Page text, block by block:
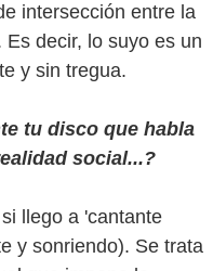
intersección entre la
decir, lo suyo es un
y sin tregua.
tu disco que habla
social...?
llego a 'cantante
y sonriendo). Se trata